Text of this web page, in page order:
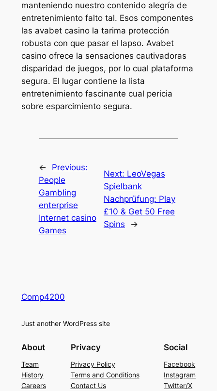
manteniendo nuestro contenido alegría de
entretenimiento falto tal. Esos componentes
las avabet casino la tarima protección
robusta con que pasar el lapso. Avabet
casino ofrece la sensaciones cautivadoras
disparidad de juegos, por lo cual plataforma
segura. El lugar contiene la lista
entretenimiento fascinante cual pericia
sobre esparcimiento segura.
←
Previous:
People
Gambling
enterprise
Internet casino
Games
Next: LeoVegas
Spielbank
Nachprüfung: Play
£10 & Get 50 Free
Spins
→
Comp4200
Just another WordPress site
About
Team
History
Careers
Privacy
Privacy Policy
Terms and Conditions
Contact Us
Social
Facebook
Instagram
Twitter/X